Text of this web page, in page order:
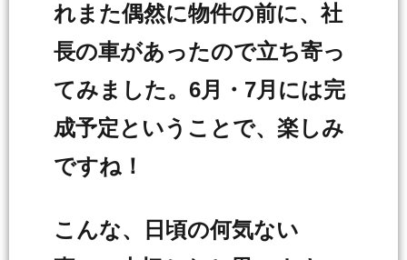
れまた偶然に物件の前に、社
長の車があったので立ち寄っ
てみました。6月・7月には完
成予定ということで、楽しみ
ですね！
こんな、日頃の何気ない